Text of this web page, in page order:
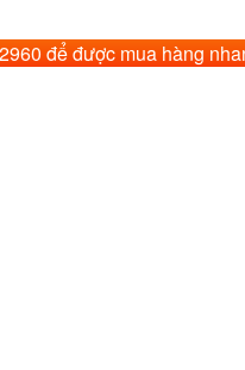
để được mua hàng